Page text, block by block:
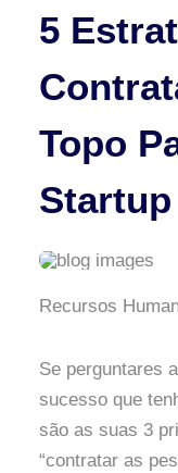
5
Topo
Startup
Recursos
Se perguntares
sucesso que
são as suas 3
“contratar as